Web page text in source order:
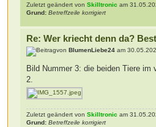
Zuletzt geändert vonSkilltronic am
Grund: Betreffzeile korrigiert
Re: Wer kriecht denn da?
vonBlumenLiebe24 am
Bild Nummer 3: die beiden Tiere
2.
Zuletzt geändert vonSkilltronic am
Grund: Betreffzeile korrigiert